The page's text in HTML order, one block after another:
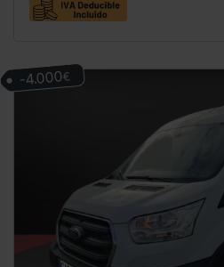
-4.000€